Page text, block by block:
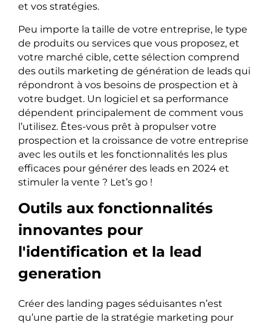
et vos stratégies.
Peu importe la taille de votre entreprise, le type
de produits ou services que vous proposez, et
votre marché cible, cette sélection comprend
des outils marketing de génération de leads qui
répondront à vos besoins de prospection et à
votre budget. Un logiciel et sa performance
dépendent principalement de comment vous
l’utilisez. Êtes-vous prêt à propulser votre
prospection et la croissance de votre entreprise
avec les outils et les fonctionnalités les plus
efficaces pour générer des leads en 2024 et
stimuler la vente ? Let’s go !
Outils aux fonctionnalités
innovantes pour
l'identification et la lead
generation
Créer des landing pages séduisantes n’est
qu’une partie de la stratégie marketing pour